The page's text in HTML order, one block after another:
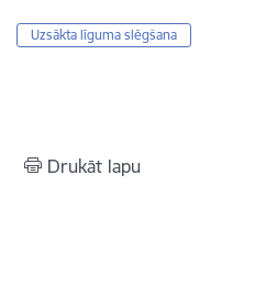
Uzsākta līguma slēgšana
Drukāt lapu